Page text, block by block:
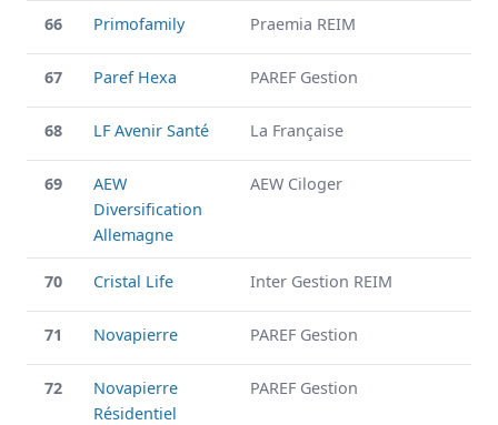
66 Primofamily Praemia REIM
67 Paref Hexa PAREF Gestion
68 LF Avenir Santé La Française
69
AEW
Diversification
Allemagne
AEW Ciloger
70 Cristal Life Inter Gestion REIM
71 Novapierre PAREF Gestion
72
Novapierre
Résidentiel
PAREF Gestion